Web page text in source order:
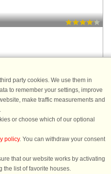
Sie wohnen in hübschen
Strand.
430
party cookies. We use them in
to remember your settings, improve
make traffic measurements and
or choose which of our optional
policy. You can withdraw your consent
that our website works by activating
the list of favorite houses.